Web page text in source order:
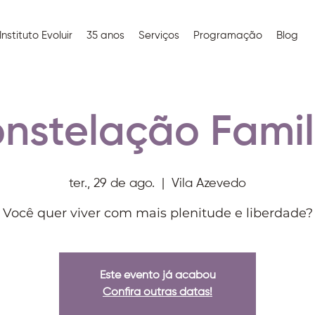
Evoluir 35 anos Serviços Programação Blog
ter., 29 de ago. Vila Azevedo
Você quer viver com mais plenitude e liberdade?
Este evento já acabou
Confira outras datas!